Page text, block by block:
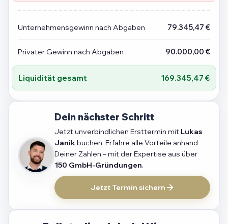
Unternehmensgewinn nach Abgaben 79.345,47 €
Privater Gewinn nach Abgaben 90.000,00 €
Liquidität gesamt 169.345,47 €
Dein nächster Schritt
Jetzt unverbindlichen Ersttermin mit Lukas
Janikbuchen. Erfahre alle Vorteile anhand
Deiner Zahlen – mit der Expertise aus über
150 GmbH-Gründungen.
Jetzt Termin sichern